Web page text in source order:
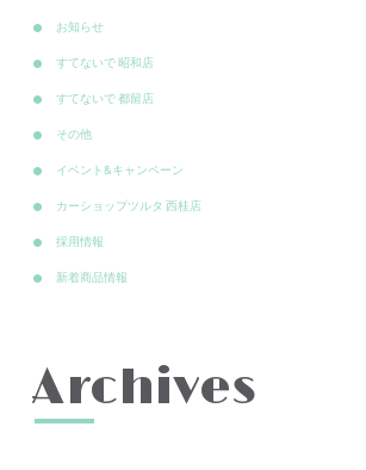
お知らせ
すてないで 昭和店
すてないで 都留店
その他
イベント&キャンペーン
カーショップツルタ 西桂店
採用情報
新着商品情報
Archives